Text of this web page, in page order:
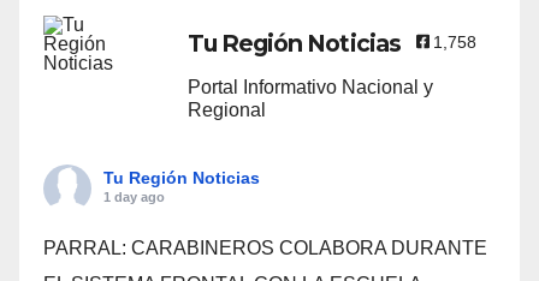
Tu Región Noticias 1,758
Portal Informativo Nacional y
Regional
Tu Región Noticias
1 day ago
PARRAL: CARABINEROS COLABORA DURANTE